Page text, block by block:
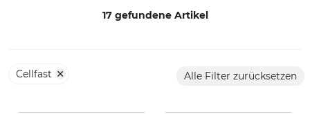
17 gefundene Artikel
Cellfast Alle Filter zurücksetzen